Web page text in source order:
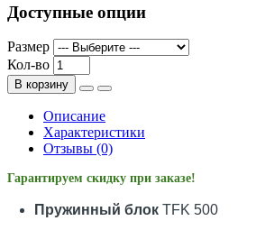
Доступные опции
Размер
Кол-во
В корзину
Описание
Характеристики
Отзывы (0)
Гарантируем скидку при заказе!
Пружинный блок TFK 500